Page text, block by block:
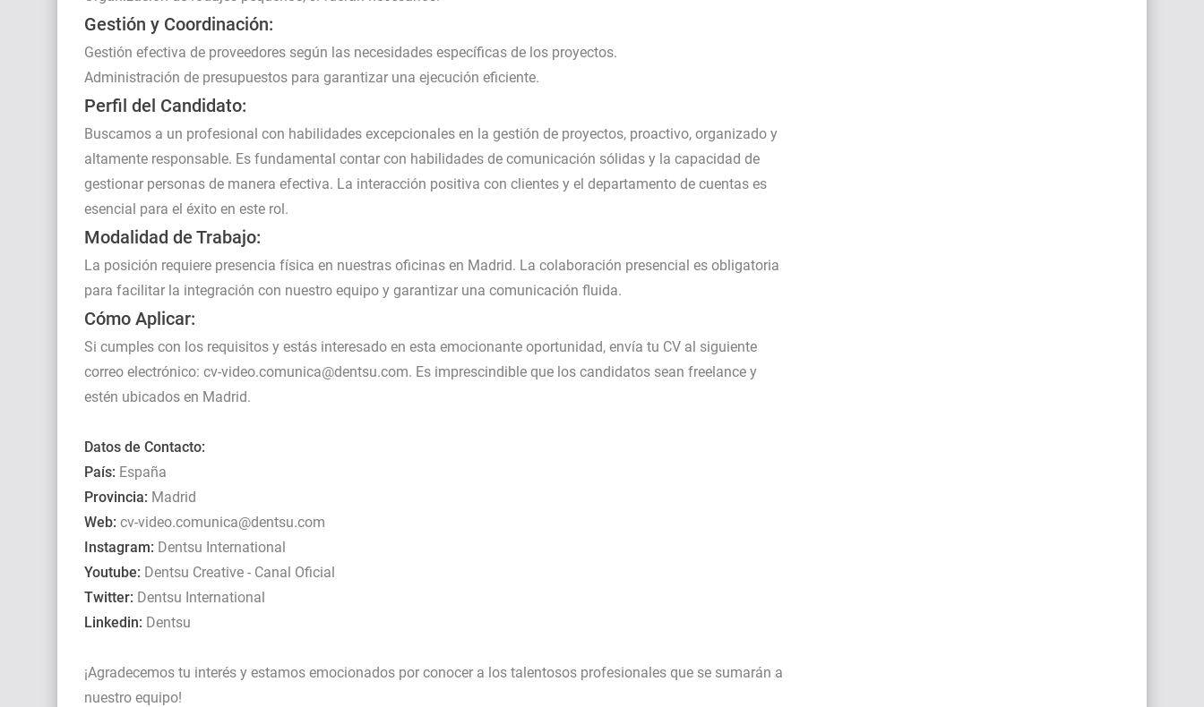
Gestión y Coordinación:
Gestión efectiva de proveedores según las necesidades específicas de los proyectos.
Administración de presupuestos para garantizar una ejecución eficiente.
Perfil del Candidato:
Buscamos a un profesional con habilidades excepcionales en la gestión de proyectos, proactivo, organizado y
altamente responsable. Es fundamental contar con habilidades de comunicación sólidas y la capacidad de
gestionar personas de manera efectiva. La interacción positiva con clientes y el departamento de cuentas es
esencial para el éxito en este rol.
Modalidad de Trabajo:
La posición requiere presencia física en nuestras oficinas en Madrid. La colaboración presencial es obligatoria
para facilitar la integración con nuestro equipo y garantizar una comunicación fluida.
Cómo Aplicar:
Si cumples con los requisitos y estás interesado en esta emocionante oportunidad, envía tu CV al siguiente
correo electrónico: cv-video.comunica@dentsu.com. Es imprescindible que los candidatos sean freelance y
estén ubicados en Madrid.
Datos de Contacto:
País: España
Provincia: Madrid
Web: cv-video.comunica@dentsu.com
Instagram: Dentsu International
Youtube: Dentsu Creative - Canal Oficial
Twitter: Dentsu International
Linkedin: Dentsu
¡Agradecemos tu interés y estamos emocionados por conocer a los talentosos profesionales que se sumarán a
nuestro equipo!